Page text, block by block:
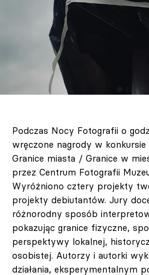
Podczas Nocy Fotografii o
wręczone nagrody w
Granice miasta / Granice w
przez Centrum Fotografii
Wyróżniono cztery projekty
projekty debiutantów. Jury
różnorodny sposób
pokazując granice fizyczne,
perspektywy lokalnej,
osobistej. Autorzy i autorki
działania, eksperymentalnym